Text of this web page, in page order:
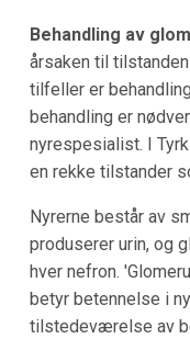
Behandling av
årsaken til
tilfeller er
behandling er
nyrespesialist. I
en rekke tilstander
Nyrerne består av
produserer urin, og
hver nefron.
betyr betennelse i
tilstedeværelse av